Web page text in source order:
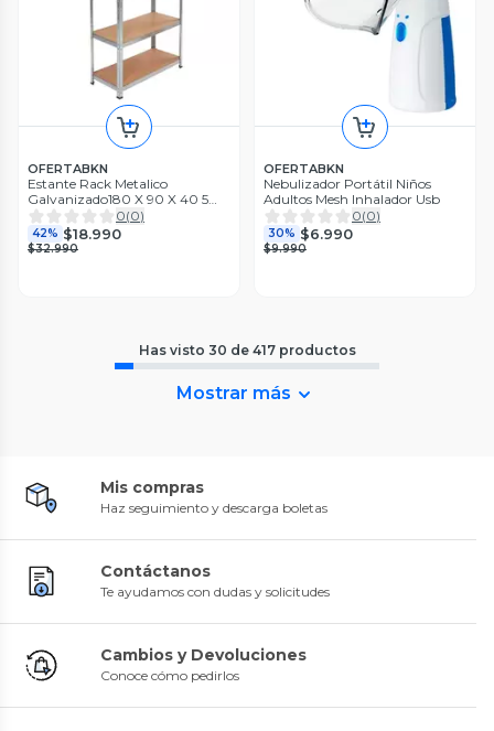
OFERTABKN
Estante Rack Metalico
Galvanizado180 X 90 X 40 5
Niveles
0(0)
42% $18.990
$32.990
OFERTABKN
Nebulizador Portátil Niños
Adultos Mesh Inhalador Usb
0(0)
30% $6.990
$9.990
Has visto 30 de 417 productos
Mostrar más
Mis compras
Haz seguimiento y descarga boletas
Contáctanos
Te ayudamos con dudas y solicitudes
Cambios y Devoluciones
Conoce cómo pedirlos